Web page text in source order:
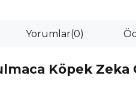
Yorumlar(0)
Köpek Zeka